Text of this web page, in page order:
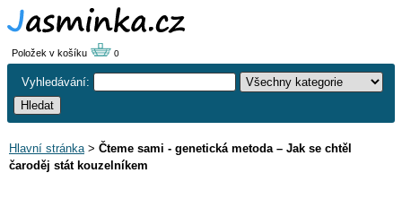
Položek v košíku 0
Vyhledávání:
Hlavní stránka> Čteme sami - genetická metoda – Jak se chtěl
čaroděj stát kouzelníkem